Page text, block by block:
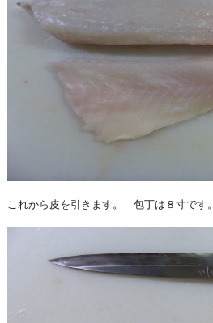
これから皮を引きます。 包丁は８寸です。